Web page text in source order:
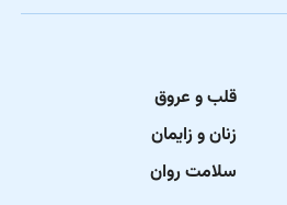
قلب و عروق
زنان و زایمان
سلامت روان